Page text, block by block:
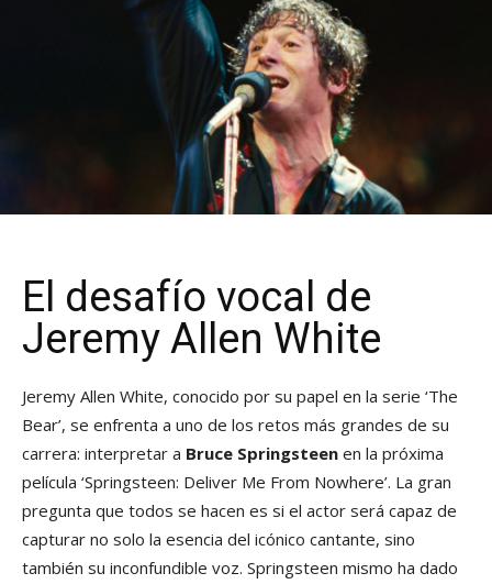
El desafío vocal de
Jeremy Allen White
Jeremy Allen White, conocido por su papel en la serie ‘The
Bear’, se enfrenta a uno de los retos más grandes de su
carrera: interpretar a Bruce Springsteen en la próxima
película ‘Springsteen: Deliver Me From Nowhere’. La gran
pregunta que todos se hacen es si el actor será capaz de
capturar no solo la esencia del icónico cantante, sino
también su inconfundible voz. Springsteen mismo ha dado